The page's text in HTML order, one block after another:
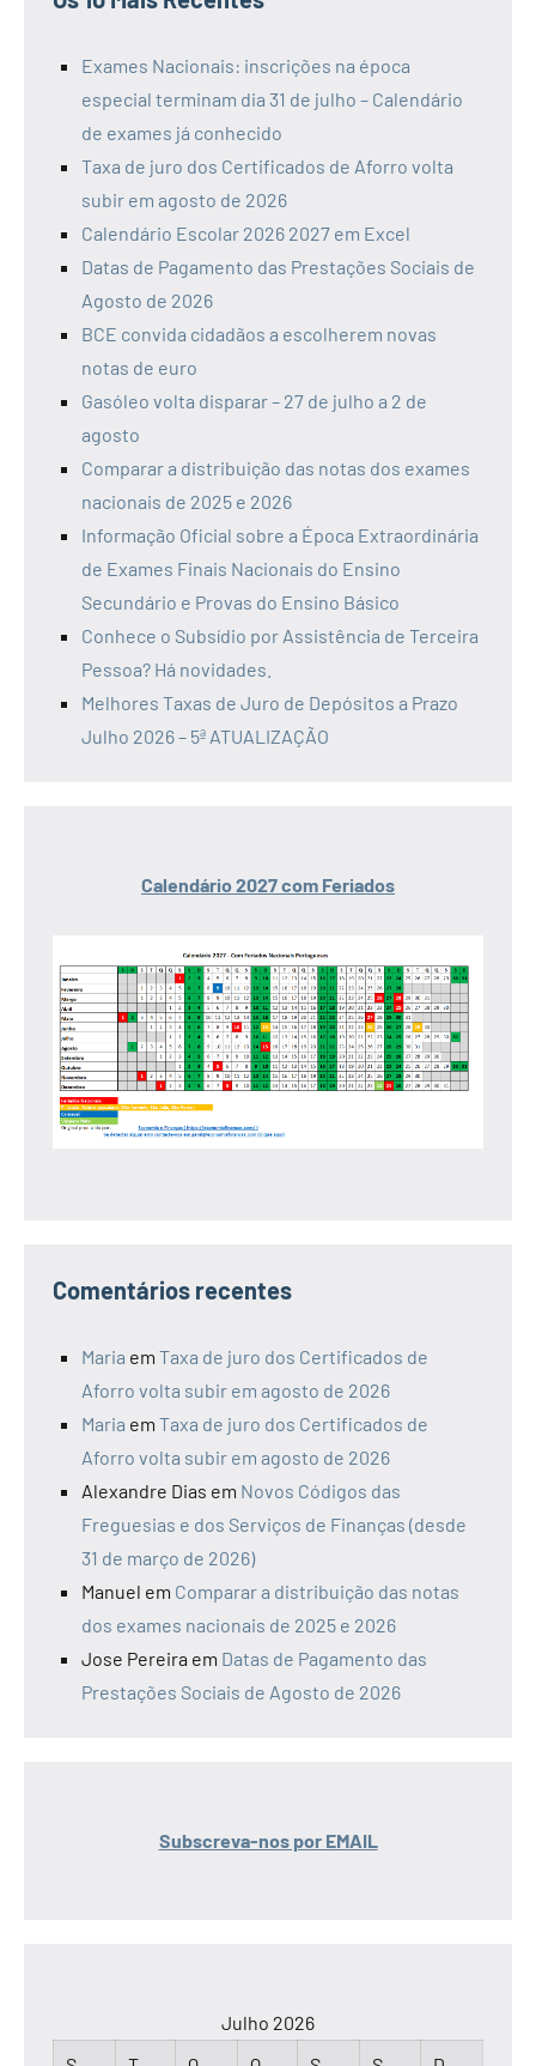
Exames Nacionais: inscrições na época
especial terminam dia 31 de julho – Calendário
de exames já conhecido
Taxa de juro dos Certificados de Aforro volta
subir em agosto de 2026
Calendário Escolar 2026 2027 em Excel
Datas de Pagamento das Prestações Sociais de
Agosto de 2026
BCE convida cidadãos a escolherem novas
notas de euro
Gasóleo volta disparar – 27 de julho a 2 de
agosto
Comparar a distribuição das notas dos exames
nacionais de 2025 e 2026
Informação Oficial sobre a Época Extraordinária
de Exames Finais Nacionais do Ensino
Secundário e Provas do Ensino Básico
Conhece o Subsídio por Assistência de Terceira
Pessoa? Há novidades.
Melhores Taxas de Juro de Depósitos a Prazo
Julho 2026 – 5ª ATUALIZAÇÃO
Calendário 2027 com Feriados
Comentários recentes
Maria em Taxa de juro dos Certificados de
Aforro volta subir em agosto de 2026
Maria em Taxa de juro dos Certificados de
Aforro volta subir em agosto de 2026
Alexandre Dias em Novos Códigos das
Freguesias e dos Serviços de Finanças (desde
31 de março de 2026)
Manuel em Comparar a distribuição das notas
dos exames nacionais de 2025 e 2026
Jose Pereira em Datas de Pagamento das
Prestações Sociais de Agosto de 2026
Subscreva-nos por EMAIL
Julho 2026